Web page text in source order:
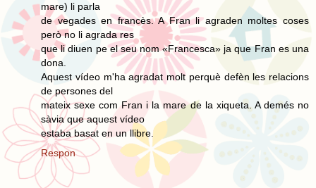
mare) li parla
de vegades en francès. A Fran li agraden moltes coses
però no li agrada res
que li diuen pe el seu nom «Francesca» ja que Fran es una
dona.
Aquest vídeo m'ha agradat molt perquè defèn les relacions
de persones del
mateix sexe com Fran i la mare de la xiqueta. A demés no
sàvia que aquest vídeo
estaba basat en un llibre.
Respon